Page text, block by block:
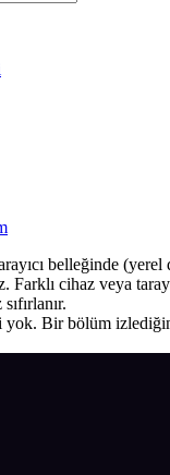
belleğinde
Farklı cihaz veya
yok. Bir bölüm